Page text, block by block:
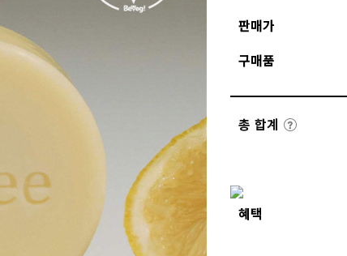
판매가
구매품
총 합계
혜택